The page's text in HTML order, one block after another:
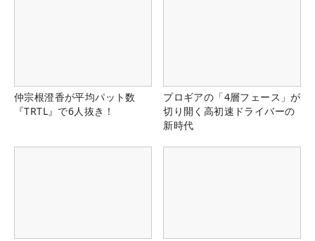
仲宗根澄香が平均パット数
『TRTL』で6人抜き！
プロギアの「4層フェース」が
切り開く高初速ドライバーの
新時代